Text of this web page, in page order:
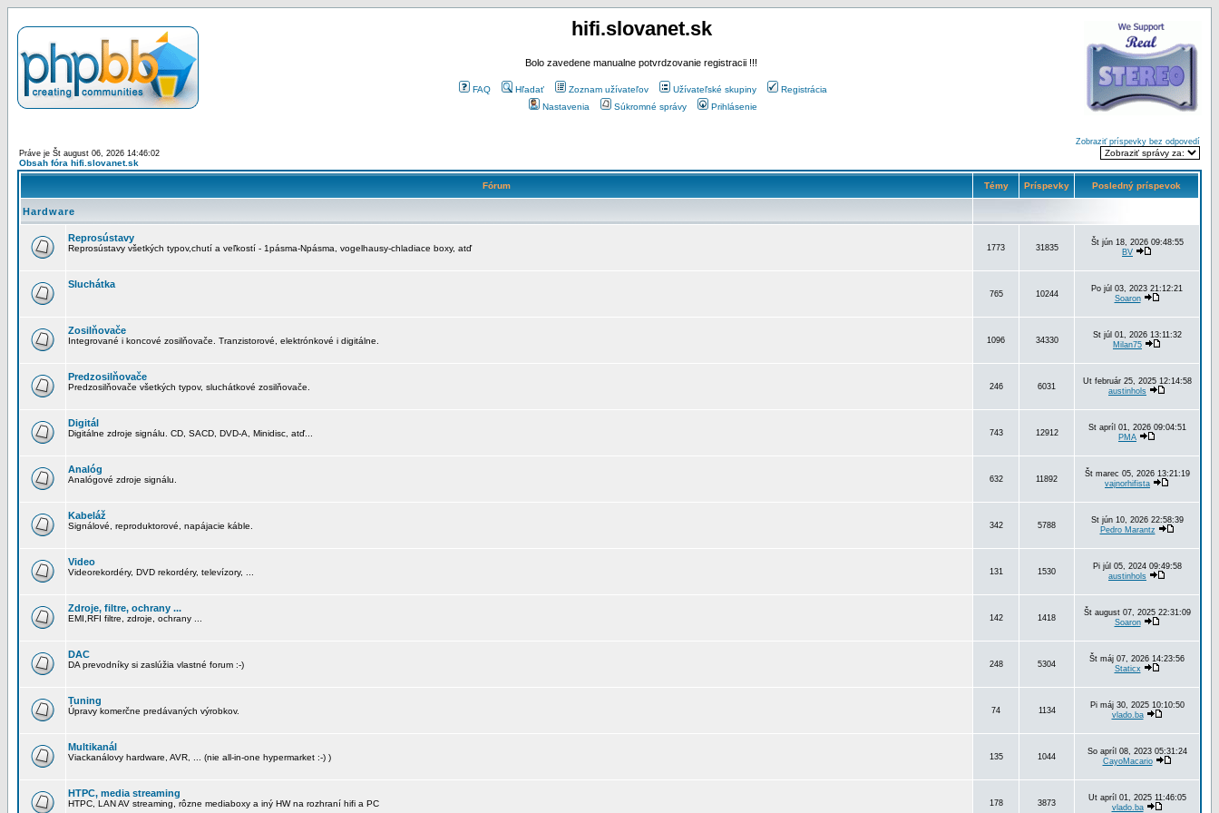
hifi.slovanet.sk
Bolo zavedene manualne potvrdzovanie registracii !!!
FAQ Hľadať Zoznam užívateľov Užívateľské skupiny
Registrácia
Nastavenia
Súkromné správy Prihlásenie
Práve je Št august 06, 2026 14:46:02
Obsah fóra hifi.slovanet.sk
Zobraziť príspevky bez odpovedí
Fórum Témy Príspevky Posledný príspevok
Hardware
Reprosústavy
Reprosústavy všetkých typov,chutí a veľkostí - 1pásma-Npásma, vogelhausy-chladiace boxy, atď 1773 31835
Št jún 18, 2026 09:48:55
BV
Sluchátka
765 10244
Po júl 03, 2023 21:12:21
Soaron
Zosilňovače
Integrované i koncové zosilňovače. Tranzistorové, elektrónkové i digitálne. 1096 34330
St júl 01, 2026 13:11:32
Milan75
Predzosilňovače
Predzosilňovače všetkých typov, sluchátkové zosilňovače. 246 6031
Ut február 25, 2025 12:14:58
austinhols
Digitál
Digitálne zdroje signálu. CD, SACD, DVD-A, Minidisc, atď... 743 12912
St apríl 01, 2026 09:04:51
PMA
Analóg
Analógové zdroje signálu. 632 11892
Št marec 05, 2026 13:21:19
vajnorhifista
Kabeláž
Signálové, reproduktorové, napájacie káble. 342 5788
St jún 10, 2026 22:58:39
Pedro Marantz
Video
Videorekordéry, DVD rekordéry, televízory, ... 131 1530
Pi júl 05, 2024 09:49:58
austinhols
Zdroje, filtre, ochrany ...
EMI,RFI filtre, zdroje, ochrany ... 142 1418
Št august 07, 2025 22:31:09
Soaron
DAC
DA prevodníky si zaslúžia vlastné forum :-) 248 5304
Št máj 07, 2026 14:23:56
Staticx
Tuning
Úpravy komerčne predávaných výrobkov. 74 1134
Pi máj 30, 2025 10:10:50
vlado.ba
Multikanál
Viackanálovy hardware, AVR, ... (nie all-in-one hypermarket :-) ) 135 1044
So apríl 08, 2023 05:31:24
CayoMacario
HTPC, media streaming
HTPC, LAN AV streaming, rôzne mediaboxy a iný HW na rozhraní hifi a PC 178 3873
Ut apríl 01, 2025 11:46:05
vlado.ba